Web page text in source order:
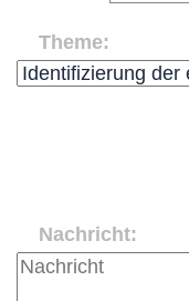
Theme:
Nachricht: